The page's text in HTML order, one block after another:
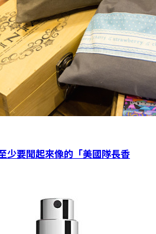
少要聞起來像的「美國隊長香